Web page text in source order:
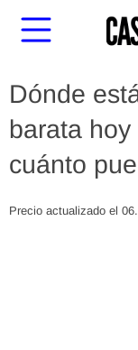
Dónde
barata hoy
cuánto
Precio actualizado el